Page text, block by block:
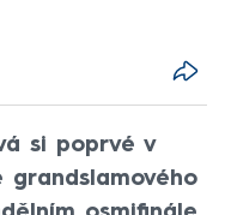
si poprvé v